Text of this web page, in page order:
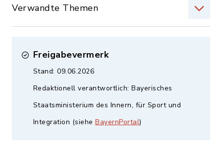
Verwandte Themen
Freigabevermerk
Stand: 09.06.2026
Redaktionell verantwortlich: Bayerisches
Staatsministerium des Innern, für Sport und
Integration (siehe BayernPortal)